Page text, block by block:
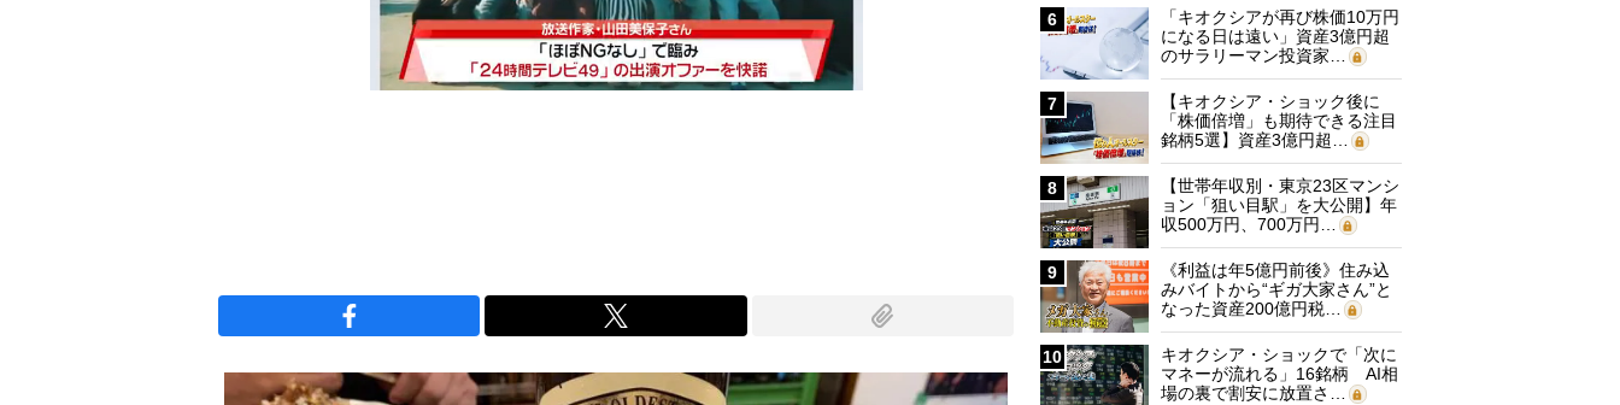
6
「キオクシアが再び株価10万円
になる日は遠い」資産3億円超
のサラリーマン投資家…
7
【キオクシア・ショック後に
「株価倍増」も期待できる注目
銘柄5選】資産3億円超…
8
【世帯年収別・東京23区マンシ
ョン「狙い目駅」を大公開】年
収500万円、700万円…
9
《利益は年5億円前後》住み込
みバイトから“ギガ大家さん”と
なった資産200億円税…
10
キオクシア・ショックで「次に
マネーが流れる」16銘柄 AI相
場の裏で割安に放置さ…